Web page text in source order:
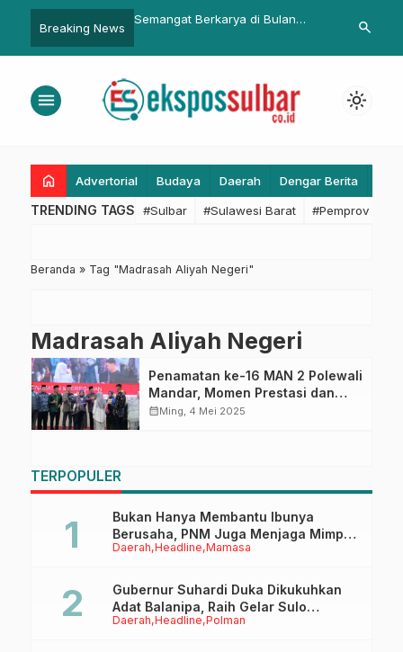
Breaking News
Gerakan Pangan
Free Day Mamuju
Semangat Berkarya di Bulan
Latihan untuk Soul of Youth di
Peserta
2025
search
menu light_mode
home Advertorial Budaya Daerah Dengar Berita
TRENDING TAGS #Sulbar #Sulawesi Barat #Pemprov
Beranda » Tag "Madrasah Aliyah Negeri"
Madrasah Aliyah Negeri
Penamatan ke-16 MAN 2 Polewali
Mandar, Momen Prestasi dan
Inspirasi Generasi Emas
calendar_monthMing, 4 Mei 2025
TERPOPULER
Daerah Headline Mamasa
Bukan Hanya Membantu Ibunya
Berusaha, PNM Juga Menjaga Mimpi
Anaknya Untuk Menggapai Cita-Cita
Daerah Headline Polman
Gubernur Suhardi Duka Dikukuhkan
Adat Balanipa, Raih Gelar Sulo
Tappidena